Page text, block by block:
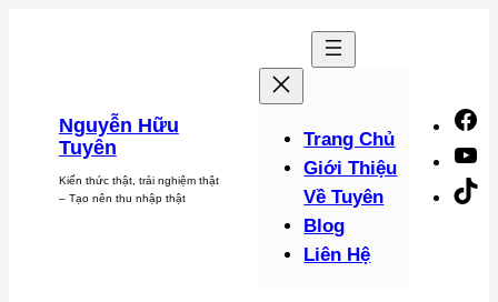
Nguyễn Hữu
Tuyên
Kiến thức thật, trải nghiệm thật
– Tạo nên thu nhập thật
Trang Chủ
Giới Thiệu
Về Tuyên
Blog
Liên Hệ